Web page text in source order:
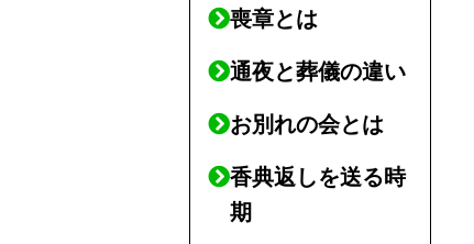
喪章とは
通夜と葬儀の違い
お別れの会とは
香典返しを送る時
期